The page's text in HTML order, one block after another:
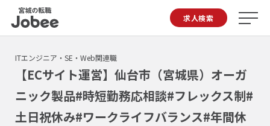
求人検索
ITエンジニア・SE・Web関連職
【ECサイト運営】仙台市（宮城県）オーガ
ニック製品#時短勤務応相談#フレックス制#
土日祝休み#ワークライフバランス#年間休